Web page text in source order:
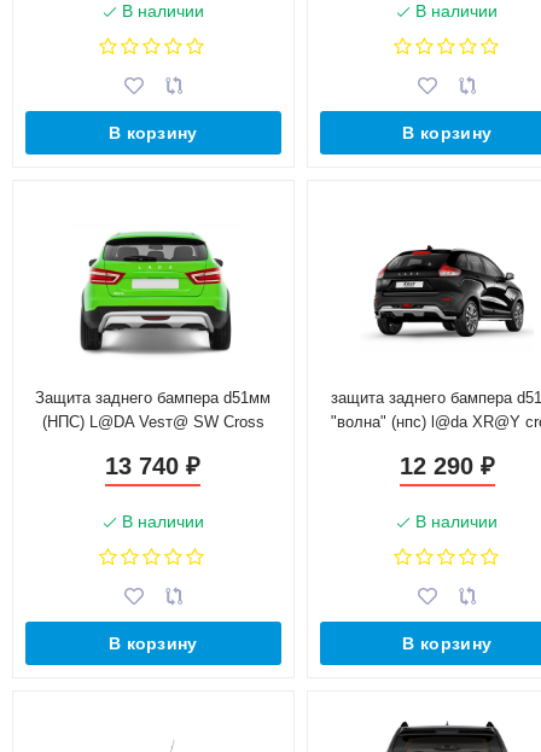
В наличии
В корзину
В наличии
В корзину
Защита заднего бампера d51мм
(НПС) L@DA Vesт@ SW Cross
13 740₽
В наличии
В корзину
защита заднего бампера
"волна" (нпс) l@da XR@Y
12 290 ₽
В наличии
В корзину